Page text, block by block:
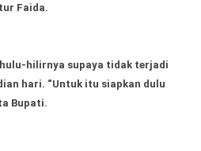
Faida.
hilirnya supaya tidak terjadi
hari. “Untuk itu siapkan dulu
Bupati.